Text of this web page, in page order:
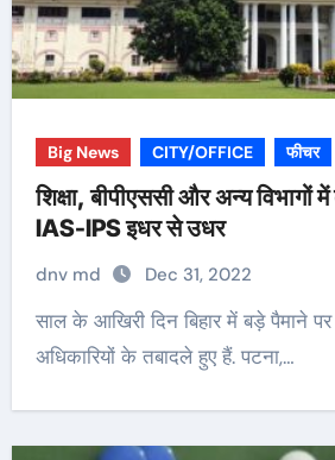
Big News CITY/OFFICE फीचर
शिक्षा, बीपीएससी और अन्य
IAS-IPS इधर से उधर
dnv md Dec 31, 2022
साल के आखिरी दिन बिहार में बड़े पैमाने पर आईएएस और आईपीएस
अधिकारियों के तबादले हुए हैं. पटना,…